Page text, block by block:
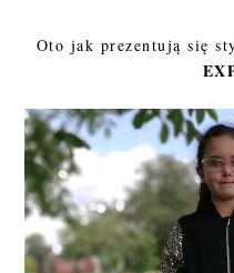
Oto jak prezentują się